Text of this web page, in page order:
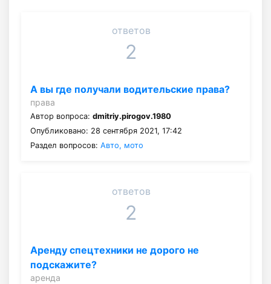
ответов
2
А вы где получали водительские права?
права
Автор вопроса: dmitriy.pirogov.1980
Опубликовано: 28 сентября 2021, 17:42
Раздел вопросов: Авто, мото
ответов
2
Аренду спецтехники не дорого не
подскажите?
аренда